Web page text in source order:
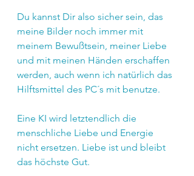
Du kannst Dir also sicher sein, das
meine Bilder noch immer mit
meinem Bewußtsein, meiner Liebe
und mit meinen Händen erschaffen
werden, auch wenn ich natürlich das
Hilftsmittel des PC´s mit benutze.
Eine KI wird letztendlich die
menschliche Liebe und Energie
nicht ersetzen. Liebe ist und bleibt
das höchste Gut.